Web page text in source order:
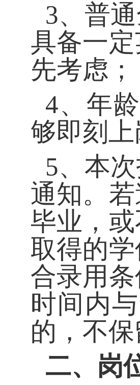
3、普
具备一
先考虑；
4、年
够即刻
5、本
通知。
毕业，
取得的
合录用
时间内
的，不
二、岗